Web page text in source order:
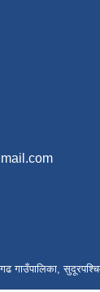
गाउँपालिका,